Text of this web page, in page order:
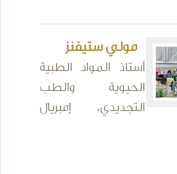
مولي ستيفنز
أستاذ المواد الطبية
الحيوية والطب
التجديدي، إمبريال